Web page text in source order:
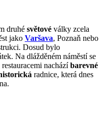
druhé světové války zcela
jako Varšava, Poznaň nebo
Dosud bylo
Na dlážděném náměstí se
nacházíbarevné
radnice, která dnes